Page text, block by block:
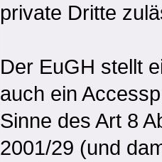
private Dritte
Der EuGH stellt
auch ein
Sinne des Art 8
2001/29 (und